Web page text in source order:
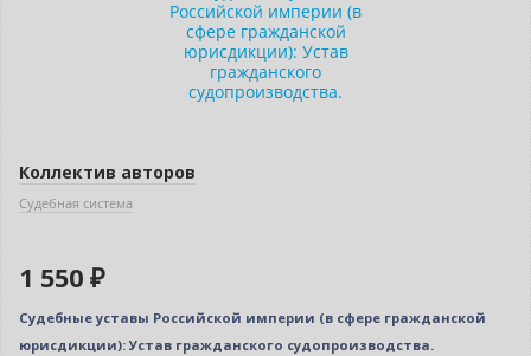
Коллектив авторов
Судебная система
1 550 ₽
Судебные уставы Российской империи (в сфере гражданской
юрисдикции): Устав гражданского судопроизводства.